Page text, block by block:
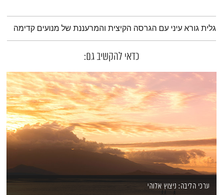
תמצית הפודקאסט
גלית גורא עיני עם הגרסה הקיצית והמרעננת של מנועים קדימה
כדאי להקשיב גם:
ערכי הליבה: ניצוץ אלוהי